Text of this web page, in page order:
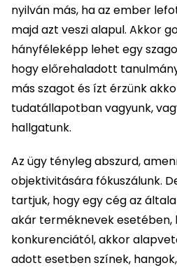
nyilván más, ha az ember
majd azt veszi alapul. Akkor
hányféleképp lehet egy
hogy előrehaladott
más szagot és ízt érzünk
tudatállapotban vagyunk,
hallgatunk.
Az ügy tényleg abszurd,
objektivitására fókuszálunk.
tartjuk, hogy egy cég az
akár terméknevek esetében,
konkurenciától, akkor
adott esetben színek,